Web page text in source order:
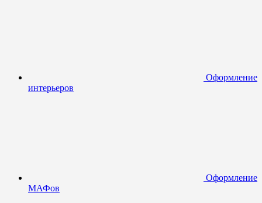
Оформление
интерьеров
Оформление
МАФов